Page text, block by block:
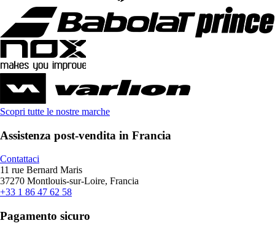
Scopri tutte le nostre marche
Assistenza post-vendita in Francia
Contattaci
11 rue Bernard Maris
37270 Montlouis-sur-Loire, Francia
+33 1 86 47 62 58
Pagamento sicuro